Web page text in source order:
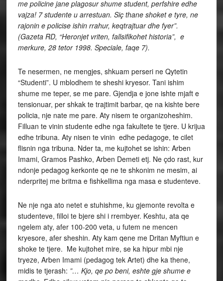
me policine jane plagosur shume student, perfshire edhe
vajza! 7 studente u arrestuan. Siç thane shoket e tyre, ne
rajonin e policise ishin rrahur, keqtrajtuar dhe fyer”.
(Gazeta RD, “Heronjet vriten, fallsifikohet historia”, e
merkure, 28 tetor 1998. Speciale, faqe 7).
Te nesermen, ne mengjes, shkuam perseri ne Qytetin
“Studenti”. U mblodhem te sheshi kryesor. Tani ishim
shume me teper, se me pare. Gjendja e jone ishte mjaft e
tensionuar, per shkak te trajtimit barbar, qe na kishte bere
policia, nje nate me pare. Aty nisem te organizoheshim.
Filluan te vinin studente edhe nga fakultete te tjere. U krijua
edhe tribuna. Aty nisen te vinin edhe pedagoge, te cilet
flisnin nga tribuna. Nder ta, me kujtohet se ishin: Arben
Imami, Gramos Pashko, Arben Demeti etj. Ne çdo rast, kur
ndonje pedagog kerkonte qe ne te shkonim ne mesim, ai
nderpritej me britma e fishkellima nga masa e studenteve.
Ne nje nga ato netet e stuhishme, ku gjemonte revolta e
studenteve, filloi te bjere shi i rrembyer. Keshtu, ata qe
ngelem aty, afer 100-200 veta, u futem ne mencen
kryesore, afer sheshin. Aty kam qene me Dritan Myftiun e
shoke te tjere. Me kujtohet mire, se ka hipur mbi nje
tryeze, Arben Imami (pedagog tek Artet) dhe ka thene,
midis te tjerash: ”… Kjo, qe po beni, eshte gje shume e